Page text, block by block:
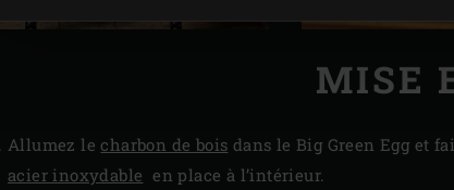
MISE
Allumez le charbon de bois dans le Big Green Egg et
acier inoxydable en place à l’intérieur.